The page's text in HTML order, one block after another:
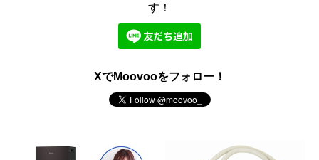
す！
XでMoovooをフォロー！